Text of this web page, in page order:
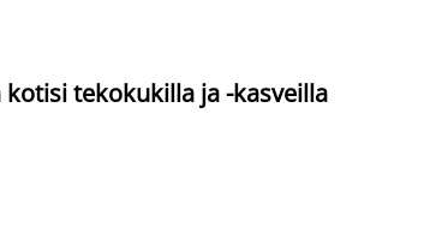
kotisi tekokukilla ja -kasveilla